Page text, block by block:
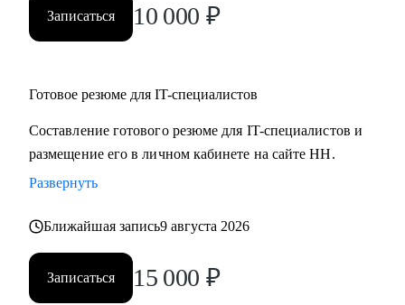
Записаться 10 000 ₽
Готовое резюме для IT-специалистов
Составление готового резюме для IT-специалистов и
размещение его в личном кабинете на сайте НН.
Развернуть
Ближайшая запись9 августа 2026
Записаться 15 000 ₽